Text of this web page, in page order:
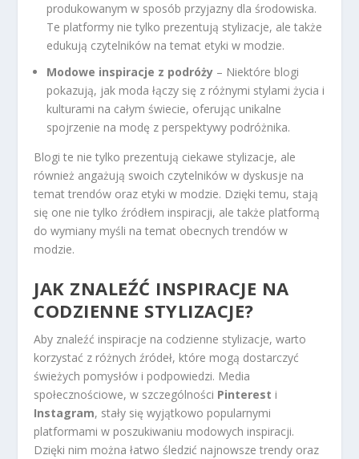
produkowanym w sposób przyjazny dla środowiska.
Te platformy nie tylko prezentują stylizacje, ale także
edukują czytelników na temat etyki w modzie.
Modowe inspiracje z podróży – Niektóre blogi
pokazują, jak moda łączy się z różnymi stylami życia i
kulturami na całym świecie, oferując unikalne
spojrzenie na modę z perspektywy podróżnika.
Blogi te nie tylko prezentują ciekawe stylizacje, ale
również angażują swoich czytelników w dyskusje na
temat trendów oraz etyki w modzie. Dzięki temu, stają
się one nie tylko źródłem inspiracji, ale także platformą
do wymiany myśli na temat obecnych trendów w
modzie.
JAK ZNALEŹĆ INSPIRACJE NA
CODZIENNE STYLIZACJE?
Aby znaleźć inspiracje na codzienne stylizacje, warto
korzystać z różnych źródeł, które mogą dostarczyć
świeżych pomysłów i podpowiedzi. Media
społecznościowe, w szczególności Pinterest i
Instagram, stały się wyjątkowo popularnymi
platformami w poszukiwaniu modowych inspiracji.
Dzięki nim można łatwo śledzić najnowsze trendy oraz